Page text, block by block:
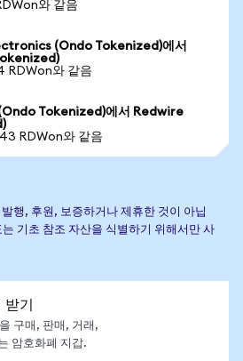
와 같음
(Ondo Tokenized)에서
RDWon와 같음
Tokenized)에서 Redwire
RDWon와 같음
행, 후원, 보증하거나 제휴한 것이 아닙
기초 참조 자산을 식별하기 위해서만 사
기
구매, 판매, 거래,
암호화폐 지갑.